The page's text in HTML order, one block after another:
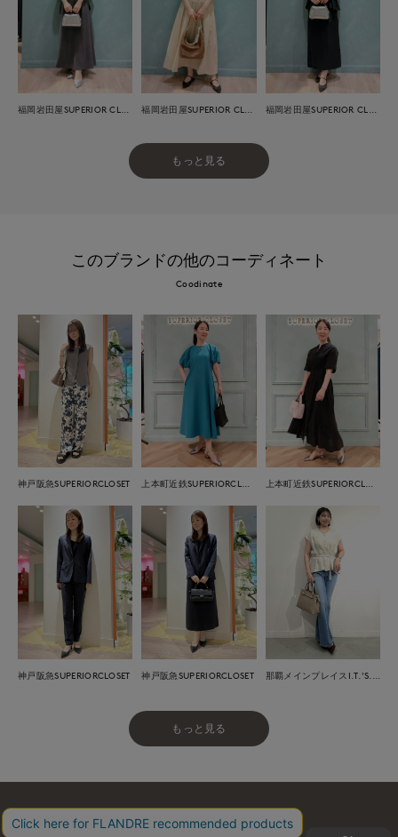
もっと見る
このブランドの他のコーディネート
Coodinate
神戸阪急SUPERIORCLOSET
神戸阪急SUPERIORCLOSET 神戸阪急SUPERIORCLOSET
もっと見る